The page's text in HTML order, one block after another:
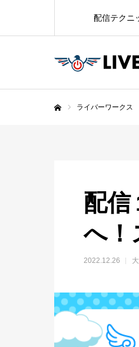
配信テクニ
ライバーワークス
配信
へ！
2022.12.26